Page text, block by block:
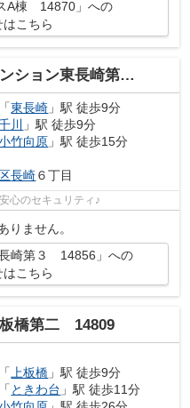
A棟 14870」への
こちら
ン東長崎第３ 14856
「東長崎 」駅 徒歩9分
川
」駅 徒歩9分
竹向原 」駅 徒歩15分
長崎６丁目
心のセキュリティ♪
りません。
長崎第３ 14856」への
こちら
橋第二 14809
「 上板橋 」駅 徒歩9分
「 ときわ台 」駅 徒歩11分